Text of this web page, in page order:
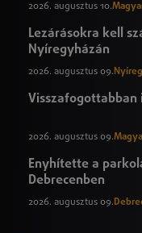
2026. augusztus 10.
Lezárásokra kell
Nyíregyházán
2026. augusztus 09.
Visszafogottabban
2026. augusztus 09.
Enyhítette a
Debrecenben
2026. augusztus 09.